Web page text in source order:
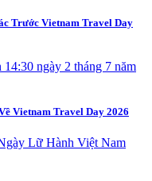
Trước Vietnam Travel Day
Vietnam Travel Day 2026